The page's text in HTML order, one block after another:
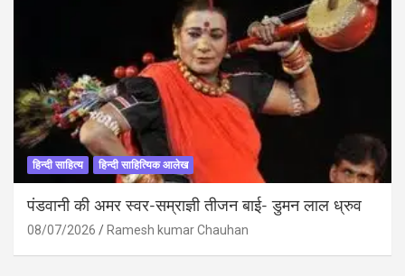
हिन्दी साहित्य हिन्दी साहित्यिक आलेख
पंडवानी की अमर स्वर-सम्राज्ञी तीजन बाई- डुमन लाल ध्रुव
08/07/2026 Ramesh kumar Chauhan